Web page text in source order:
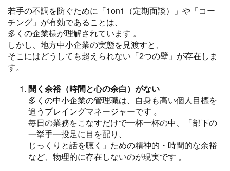
若手の不調を防ぐために「1on1（定期面談）」や「コー
チング」が有効であることは、
多くの企業様が理解されています 。
しかし、地方中小企業の実態を見渡すと、
そこにはどうしても超えられない「2つの壁」が存在しま
す。
聞く余裕（時間と心の余白）がない
多くの中小企業の管理職は、自身も高い個人目標を
追うプレイングマネージャーです 。
毎日の業務をこなすだけで一杯一杯の中、「部下の
一挙手一投足に目を配り、
じっくりと話を聴く」ための精神的・時間的な余裕
など、物理的に存在しないのが現実です 。